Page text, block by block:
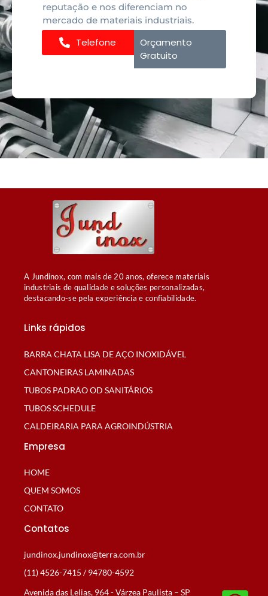
reputação e nos diferenciam no
mercado de materiais industriais.
Telefone
Orçamento
Gratuito
A Jundinox, com mais de 20 anos, oferece materiais
industriais de qualidade e soluções personalizadas,
destacando-se pela experiência e confiabilidade.
Links rápidos
BARRA CHATA LISA DE AÇO INOXIDÁVEL
CANTONEIRAS LAMINADAS
TUBOS PADRÃO OD SANITÁRIOS
TUBOS SCHEDULE
CALDEIRARIA PARA AGROINDÚSTRIA
Empresa
HOME
QUEM SOMOS
CONTATO
Contatos
jundinox.jundinox@terra.com.br
(11) 4526-7415 / 94780-4592
Avenida das Lelias, 964 - Várzea Paulista – SP